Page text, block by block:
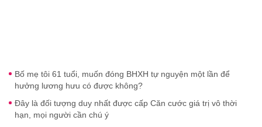
Bố mẹ tôi 61 tuổi, muốn đóng BHXH tự nguyện một lần để
hưởng lương hưu có được không?
Đây là đối tượng duy nhất được cấp Căn cước giá trị vô thời
hạn, mọi người cần chú ý